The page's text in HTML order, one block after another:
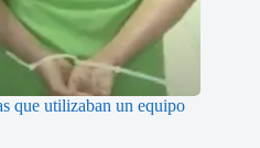
que utilizaban un equipo